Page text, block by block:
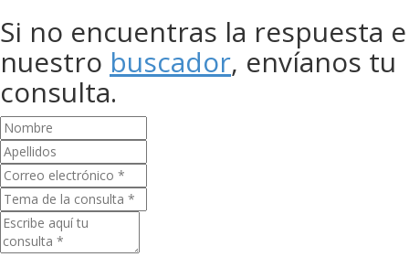
Si no encuentras la respuesta
nuestro buscador, envíanos tu
consulta.